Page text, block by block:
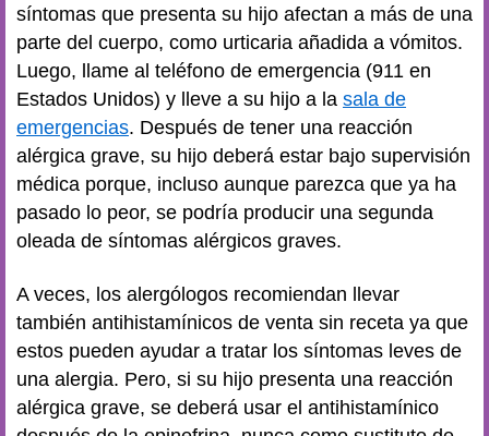
síntomas que presenta su hijo afectan a más de una
parte del cuerpo, como urticaria añadida a vómitos.
Luego, llame al teléfono de emergencia (911 en
Estados Unidos) y lleve a su hijo a la sala de
emergencias. Después de tener una reacción
alérgica grave, su hijo deberá estar bajo supervisión
médica porque, incluso aunque parezca que ya ha
pasado lo peor, se podría producir una segunda
oleada de síntomas alérgicos graves.
A veces, los alergólogos recomiendan llevar
también antihistamínicos de venta sin receta ya que
estos pueden ayudar a tratar los síntomas leves de
una alergia. Pero, si su hijo presenta una reacción
alérgica grave, se deberá usar el antihistamínico